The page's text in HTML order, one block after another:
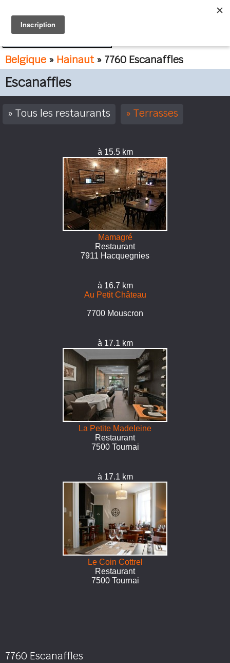
Belgique » Hainaut» 7760 Escanaffles
Escanaffles
Tous les restaurants Terrasses
à 15.5 km
Mamagré
Restaurant
7911 Hacquegnies
à 16.7 km
Au Petit Château
7700 Mouscron
à 17.1 km
La Petite Madeleine
Restaurant
7500 Tournai
à 17.1 km
Le Coin Cottrel
Restaurant
7500 Tournai
7760 Escanaffles